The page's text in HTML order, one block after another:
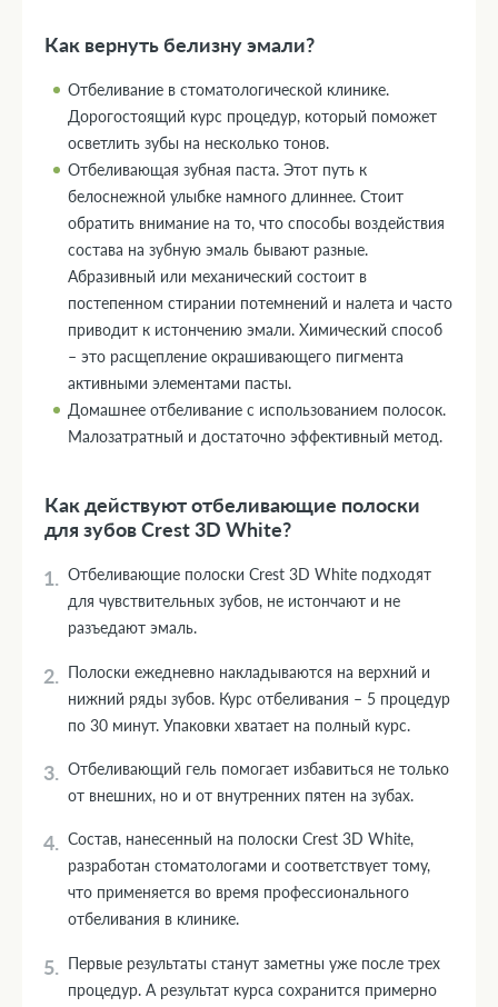
Как вернуть белизну эмали?
Отбеливание в стоматологической клинике.
Дорогостоящий курс процедур, который поможет
осветлить зубы на несколько тонов.
Отбеливающая зубная паста. Этот путь к
белоснежной улыбке намного длиннее. Стоит
обратить внимание на то, что способы воздействия
состава на зубную эмаль бывают разные.
Абразивный или механический состоит в
постепенном стирании потемнений и налета и часто
приводит к истончению эмали. Химический способ
– это расщепление окрашивающего пигмента
активными элементами пасты.
Домашнее отбеливание с использованием полосок.
Малозатратный и достаточно эффективный метод.
Как действуют отбеливающие полоски
для зубов Crest 3D White?
Отбеливающие полоски Crest 3D White подходят
для чувствительных зубов, не истончают и не
разъедают эмаль.
Полоски ежедневно накладываются на верхний и
нижний ряды зубов. Курс отбеливания – 5 процедур
по 30 минут. Упаковки хватает на полный курс.
Отбеливающий гель помогает избавиться не только
от внешних, но и от внутренних пятен на зубах.
Состав, нанесенный на полоски Crest 3D White,
разработан стоматологами и соответствует тому,
что применяется во время профессионального
отбеливания в клинике.
Первые результаты станут заметны уже после трех
процедур. А результат курса сохранится примерно